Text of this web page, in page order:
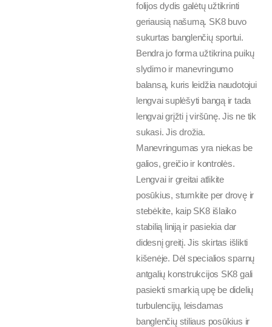
folijos dydis galėtų užtikrinti
geriausią našumą. SK8 buvo
sukurtas banglenčių sportui.
Bendra jo forma užtikrina puikų
slydimo ir manevringumo
balansą, kuris leidžia naudotojui
lengvai suplėšyti bangą ir tada
lengvai grįžti į viršūnę. Jis ne tik
sukasi. Jis drožia.
Manevringumas yra niekas be
galios, greičio ir kontrolės.
Lengvai ir greitai atlikite
posūkius, stumkite per drovę ir
stebėkite, kaip SK8 išlaiko
stabilią liniją ir pasiekia dar
didesnį greitį. Jis skirtas išlikti
kišenėje. Dėl specialios sparnų
antgalių konstrukcijos SK8 gali
pasiekti smarkią upę be didelių
turbulencijų, leisdamas
banglenčių stiliaus posūkius ir